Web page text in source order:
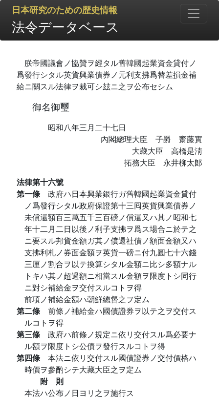
日本研究のための歴史情報
法令データベース
朕帝國議會ノ協贊ヲ經タル舊韓國起業資金貸付ノ
爲發行シタル英貨興業債券ノ元利支拂爲替差損金補
給ニ關スル法律ヲ裁可シ玆ニ之ヲ公布セシム
御名御璽
昭和八年三月二十七日
內閣總理大臣 子爵 齋藤實
大藏大臣 高橋是淸
拓務大臣 永井柳太郞
法律第十六號
第一條 政府ハ日本興業銀行ガ舊韓國起業資金貸付
ノ爲發行シタル政府保證第十三囘英貨興業債券ノ
未償還額百三萬五千三百磅ノ償還又ハ其ノ昭和七
年十二月二日以後ノ利子支拂ヲ爲ス場合ニ於テ之
ニ要スル邦貨金額ガ其ノ償還社債ノ額面金額又ハ
支拂利札ノ券面金額ヲ英貨一磅ニ付九圓七十六錢
三厘ノ割合ヲ以テ換算シタル金額ニ比シ多額ナル
トキハ其ノ超過額ニ相當スル金額ヲ限度トシ同行
ニ對シ補給金ヲ交付スルコトヲ得
前項ノ補給金額ハ朝鮮總督之ヲ定ム
第二條 前條ノ補給金ハ國債證券ヲ以テ之ヲ交付ス
ルコトヲ得
第三條 政府ハ前條ノ規定ニ依リ交付スル爲必要ナ
ル額ヲ限度トシ公債ヲ發行スルコトヲ得
第四條 本法ニ依リ交付スル國債證券ノ交付價格ハ
時價ヲ參酌シテ大藏大臣之ヲ定ム
附 則
本法ハ公布ノ日ヨリ之ヲ施行ス